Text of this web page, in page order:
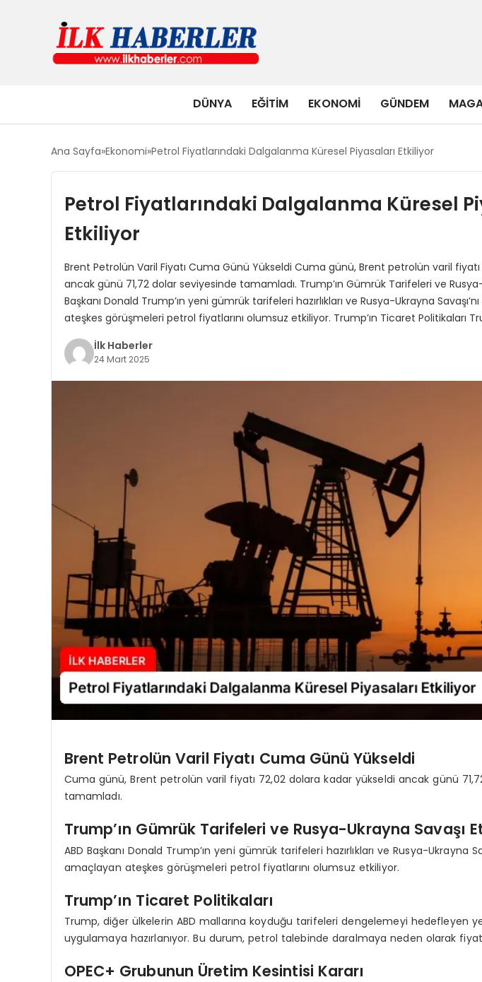
DÜNYA EĞITIM EKONOMI GÜNDEM
Ana Sayfa Ekonomi Petrol Fiyatlarındaki Dalgalanma Küresel Piyasaları Etkiliyor
Petrol Fiyatlarındaki Dalgalanma Küresel
Etkiliyor
Brent Petrolün Varil Fiyatı Cuma Günü Yükseldi Cuma günü, Brent petrolün varil
ancak günü 71,72 dolar seviyesinde tamamladı. Trump’ın Gümrük Tarifeleri ve Rusya-
Başkanı Donald Trump’ın yeni gümrük tarifeleri hazırlıkları ve Rusya-Ukrayna
ateşkes görüşmeleri petrol fiyatlarını olumsuz etkiliyor. Trump’ın Ticaret Politikaları
İlk Haberler
24 Mart 2025
Brent Petrolün Varil Fiyatı Cuma Günü Yükseldi
Cuma günü, Brent petrolün varil fiyatı 72,02 dolara kadar yükseldi ancak günü
tamamladı.
Trump’ın Gümrük Tarifeleri ve Rusya-Ukrayna Savaşı
ABD Başkanı Donald Trump’ın yeni gümrük tarifeleri hazırlıkları ve Rusya-Ukrayna
amaçlayan ateşkes görüşmeleri petrol fiyatlarını olumsuz etkiliyor.
Trump’ın Ticaret Politikaları
Trump, diğer ülkelerin ABD mallarına koyduğu tarifeleri dengelemeyi hedefleyen
uygulamaya hazırlanıyor. Bu durum, petrol talebinde daralmaya neden olarak
OPEC+ Grubunun Üretim Kesintisi Kararı